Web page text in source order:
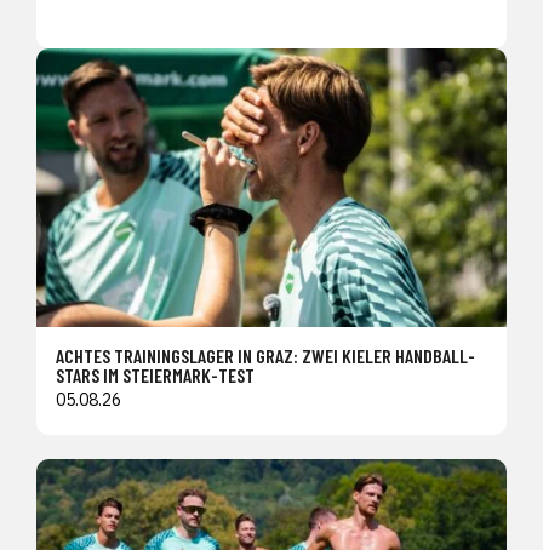
ACHTES TRAININGSLAGER IN GRAZ: ZWEI KIELER HANDBALL-
STARS IM STEIERMARK-TEST
05.08.26